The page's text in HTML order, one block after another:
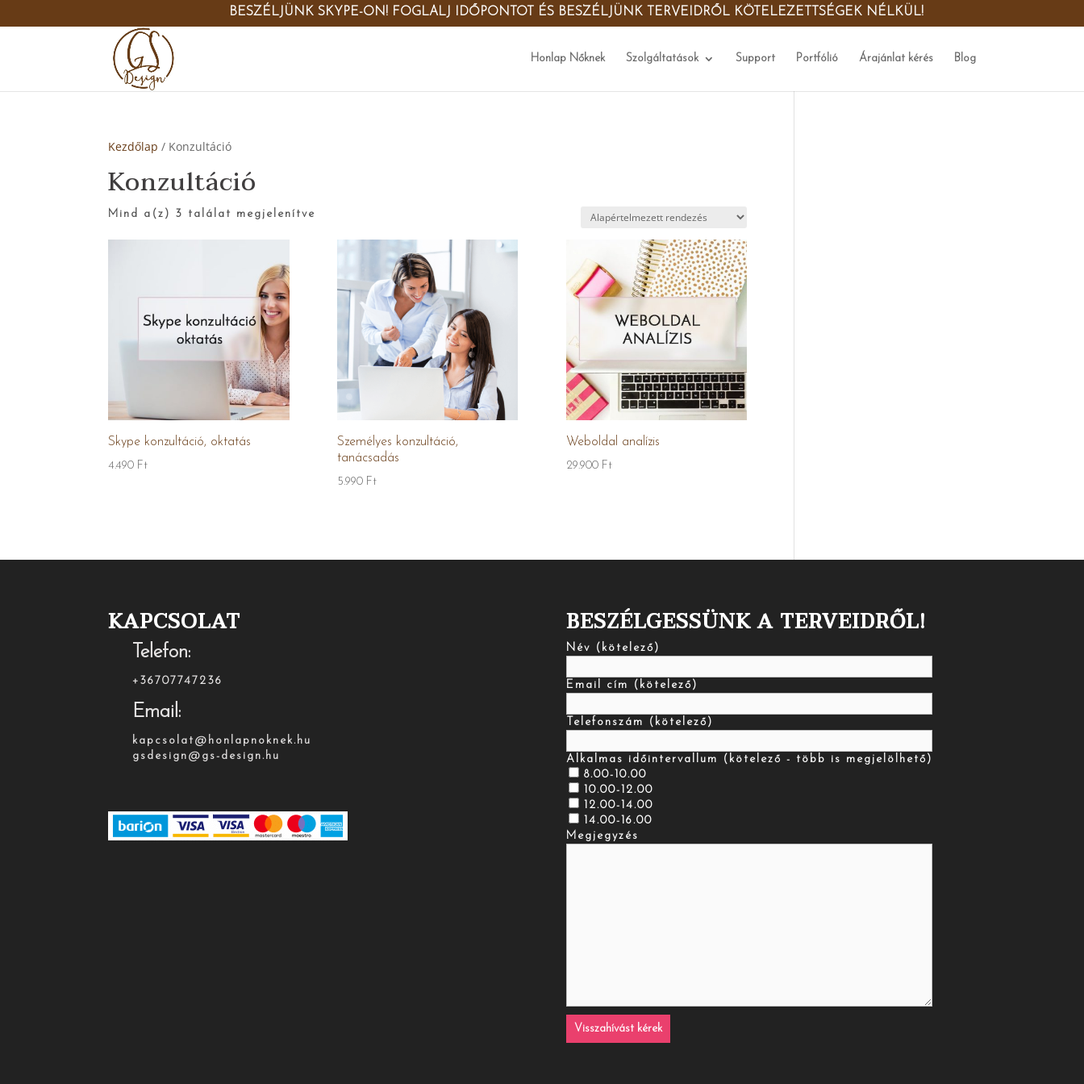
BESZÉLJÜNK SKYPE-ON! FOGLALJ IDŐPONTOT ÉS BESZÉLJÜNK TERVEIDRŐL KÖTELEZETTSÉGEK NÉLKÜL!
Honlap Nőknek Szolgáltatások Support Portfólió Árajánlat kérés Blog
Kezdőlap / Konzultáció
Konzultáció
Mind a(z) 3 találat megjelenítve
Skype konzultáció, oktatás
4.490 Ft
Személyes konzultáció,
tanácsadás
5.990 Ft
Weboldal analízis
29.900 Ft
KAPCSOLAT
Telefon:
+36707747236
Email:
kapcsolat@honlapnoknek.hu
gsdesign@gs-design.hu
BESZÉLGESSÜNK A TERVEIDRŐL!
Név (kötelező)
Email cím (kötelező)
Telefonszám (kötelező)
Alkalmas időintervallum (kötelező - több is megjelölhető)
8.00-10.00
10.00-12.00
12.00-14.00
14.00-16.00
Megjegyzés